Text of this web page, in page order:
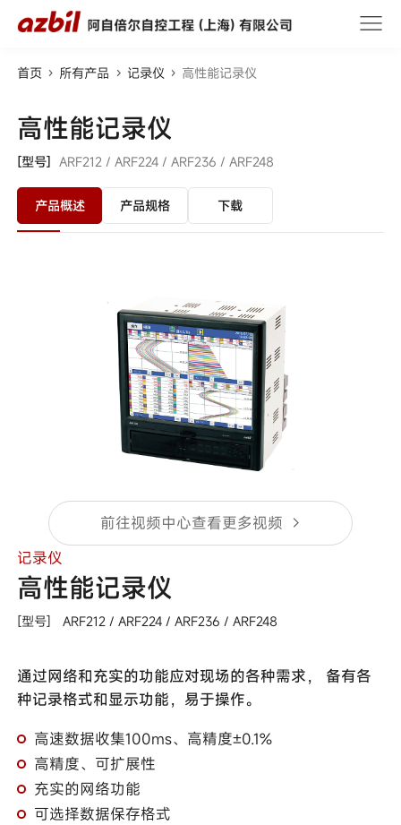
首页 所有产品 记录仪 高性能记录仪
高性能记录仪
[型号] ARF212 / ARF224 / ARF236 / ARF248
产品概述 产品规格 下载
前往视频中心查看更多视频
记录仪
高性能记录仪
[型号] ARF212 / ARF224 / ARF236 / ARF248
通过网络和充实的功能应对现场的各种需求， 备有各
种记录格式和显示功能，易于操作。
高速数据收集100ms、高精度±0.1%
高精度、可扩展性
充实的网络功能
可选择数据保存格式